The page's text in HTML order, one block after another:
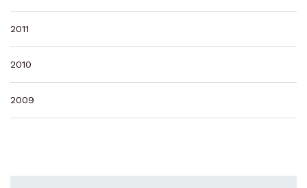
2011
2010
2009